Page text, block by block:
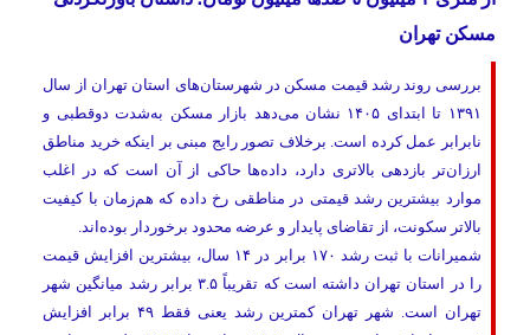
مسکن تهران
بررسی روند رشد قیمت مسکن در شهرستان‌های استان تهران از سال
۱۳۹۱ تا ابتدای ۱۴۰۵ نشان می‌دهد بازار مسکن به‌شدت دوقطبی و
نابرابر عمل کرده است. برخلاف تصور رایج مبنی بر اینکه خرید مناطق
ارزان‌تر بازدهی بالاتری دارد، داده‌ها حاکی از آن است که در اغلب
موارد بیشترین رشد قیمتی در مناطقی رخ داده که هم‌زمان با کیفیت
بالاتر سکونت، از تقاضای پایدار و عرضه محدود برخوردار بوده‌اند.
شمیرانات با ثبت رشد ۱۷۰ برابر در ۱۴ سال، بیشترین افزایش قیمت
را در استان تهران داشته است که تقریباً ۳.۵ برابر رشد میانگین شهر
تهران است. شهر تهران کمترین رشد یعنی فقط ۴۹ برابر افزایش